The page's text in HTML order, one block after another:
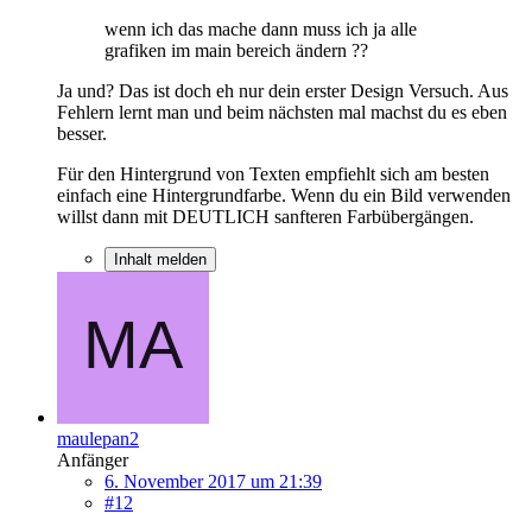
wenn ich das mache dann muss ich ja alle
grafiken im main bereich ändern ??
Ja und? Das ist doch eh nur dein erster Design Versuch. Aus
Fehlern lernt man und beim nächsten mal machst du es eben
besser.
Für den Hintergrund von Texten empfiehlt sich am besten
einfach eine Hintergrundfarbe. Wenn du ein Bild verwenden
willst dann mit DEUTLICH sanfteren Farbübergängen.
Inhalt melden
maulepan2
Anfänger
6. November 2017 um 21:39
#12